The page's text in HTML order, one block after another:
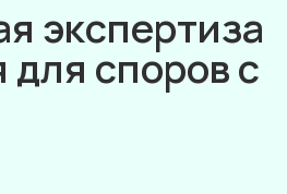
экспертиза
споров с